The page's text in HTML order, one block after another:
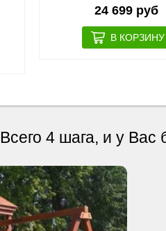
24 699 руб
Всего 4 шага, и у Вас